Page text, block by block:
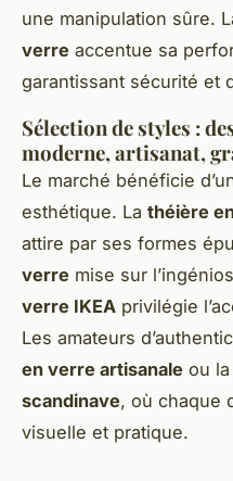
une manipulation sûre.
verre accentue sa
garantissant sécurité et
Sélection de styles :
moderne, artisanat,
Le marché bénéficie
esthétique. La théière
attire par ses formes
verre mise sur
verre IKEA privilégie
Les amateurs
en verre artisanale ou la
scandinave, où chaque
visuelle et pratique.